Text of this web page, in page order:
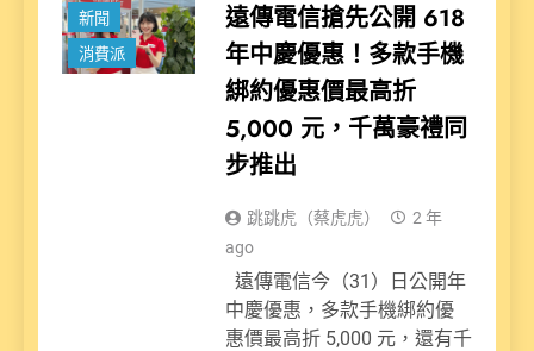
新聞
消費派
遠傳電信搶先公開 618
年中慶優惠！多款手機
綁約優惠價最高折
5,000 元，千萬豪禮同
步推出
跳跳虎（蔡虎虎）
2 年
ago
遠傳電信今（31）日公開年
中慶優惠，多款手機綁約優
惠價最高折 5,000 元，還有千